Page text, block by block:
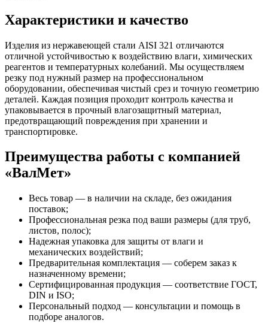
Характеристики и качество
Изделия из нержавеющей стали AISI 321 отличаются
отличной устойчивостью к воздействию влаги, химических
реагентов и температурных колебаний. Мы осуществляем
резку под нужный размер на профессиональном
оборудовании, обеспечивая чистый срез и точную геометрию
деталей. Каждая позиция проходит контроль качества и
упаковывается в прочный влагозащитный материал,
предотвращающий повреждения при хранении и
транспортировке.
Преимущества работы с компанией
«ВалМет»
Весь товар — в наличии на складе, без ожидания
поставок;
Профессиональная резка под ваши размеры (для труб,
листов, полос);
Надежная упаковка для защиты от влаги и
механических воздействий;
Предварительная комплектация — соберем заказ к
назначенному времени;
Сертифицированная продукция — соответствие ГОСТ,
DIN и ISO;
Персональный подход — консультации и помощь в
подборе аналогов.